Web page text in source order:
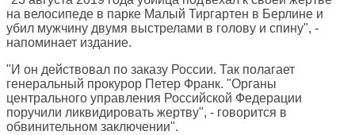
на велосипеде в парке Малый Тиргартен в Берлине и
убил мужчину двумя выстрелами в голову и спину", -
напоминает издание.
"И он действовал по заказу России. Так полагает
генеральный прокурор Петер Франк. "Органы
центрального управления Российской Федерации
поручили ликвидировать жертву", - говорится в
обвинительном заключении".